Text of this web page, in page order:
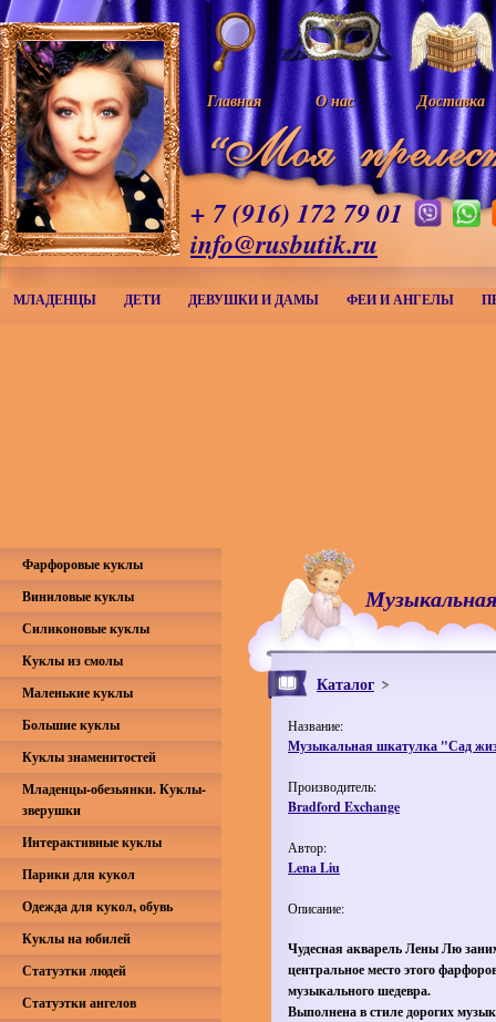
Главная О нас Доставка
+ 7 (916) 172 79 01
info@rusbutik.ru
МЛАДЕНЦЫ ДЕТИ ДЕВУШКИ И ДАМЫ ФЕИ И АНГЕЛЫ
Каталог
Название:
Музыкальная шкатулка "Сад
Производитель:
Bradford Exchange
Автор:
Lena Liu
Описание:
Чудесная акварель Лены Лю
центральное место этого
музыкального шедевра.
Выполнена в стиле дорогих
Фарфоровые куклы
Виниловые куклы
Силиконовые куклы
Куклы из смолы
Маленькие куклы
Большие куклы
Куклы знаменитостей
Младенцы-обезьянки. Куклы-
зверушки
Интерактивные куклы
Парики для кукол
Одежда для кукол, обувь
Куклы на юбилей
Статуэтки людей
Статуэтки ангелов